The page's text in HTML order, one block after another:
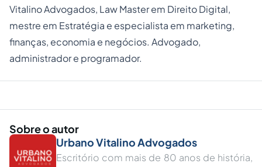
Vitalino Advogados, Law Master em Direito Digital,
mestre em Estratégia e especialista em marketing,
finanças, economia e negócios. Advogado,
administrador e programador.
Sobre o autor
Urbano Vitalino Advogados
Escritório com mais de 80 anos de história,